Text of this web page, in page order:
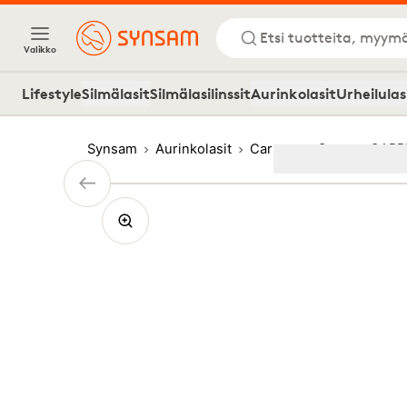
Valikko
Etsi tuotteita,
LifestyleSilmälasitSilmälasilinssitAurinkolasit
Synsam Aurinkolasit Carrera Carrera